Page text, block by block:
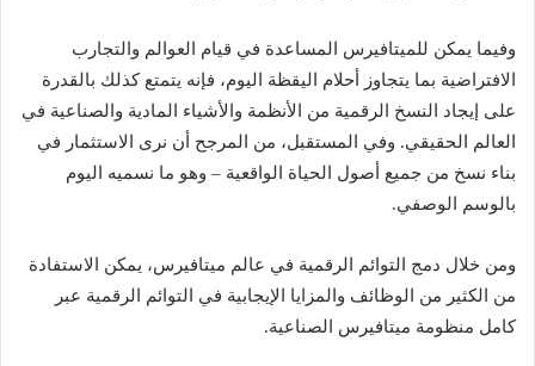
وفيما يمكن للميتافيرس المساعدة في قيام العوالم والتجارب
الافتراضية بما يتجاوز أحلام اليقظة اليوم، فإنه يتمتع كذلك بالقدرة
على إيجاد النسخ الرقمية من الأنظمة والأشياء المادية والصناعية في
العالم الحقيقي. وفي المستقبل، من المرجح أن نرى الاستثمار في
بناء نسخ من جميع أصول الحياة الواقعية – وهو ما نسميه اليوم
بالوسم الوصفي.
ومن خلال دمج التوائم الرقمية في عالم ميتافيرس، يمكن الاستفادة
من الكثير من الوظائف والمزايا الإيجابية في التوائم الرقمية عبر
كامل منظومة ميتافيرس الصناعية.